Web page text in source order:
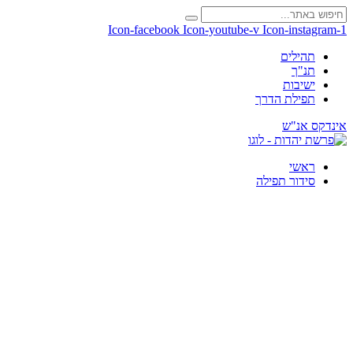
Icon-facebook Icon-youtube-v Icon-instagram-1
תהילים
תנ"ך
ישיבות
תפילת הדרך
אינדקס אנ"ש
ראשי
סידור תפילה